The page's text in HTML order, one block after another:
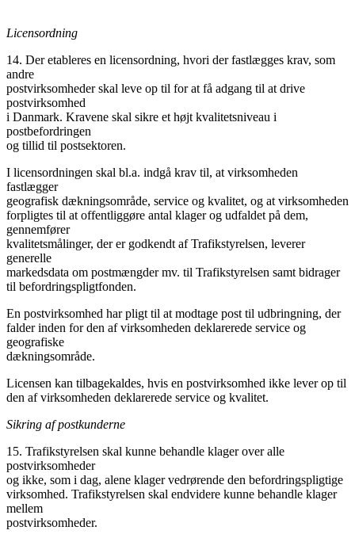
Licensordning
14. Der etableres en licensordning, hvori der fastlægges krav, som
andre
postvirksomheder skal leve op til for at få adgang til at drive
postvirksomhed
i Danmark. Kravene skal sikre et højt kvalitetsniveau i
postbefordringen
og tillid til postsektoren.
I licensordningen skal bl.a. indgå krav til, at virksomheden
fastlægger
geografisk dækningsområde, service og kvalitet, og at virksomheden
forpligtes til at offentliggøre antal klager og udfaldet på dem,
gennemfører
kvalitetsmålinger, der er godkendt af Trafikstyrelsen, leverer
generelle
markedsdata om postmængder mv. til Trafikstyrelsen samt bidrager
til befordringspligtfonden.
En postvirksomhed har pligt til at modtage post til udbringning, der
falder inden for den af virksomheden deklarerede service og
geografiske
dækningsområde.
Licensen kan tilbagekaldes, hvis en postvirksomhed ikke lever op til
den af virksomheden deklarerede service og kvalitet.
Sikring af postkunderne
15. Trafikstyrelsen skal kunne behandle klager over alle
postvirksomheder
og ikke, som i dag, alene klager vedrørende den befordringspligtige
virksomhed. Trafikstyrelsen skal endvidere kunne behandle klager
mellem
postvirksomheder.